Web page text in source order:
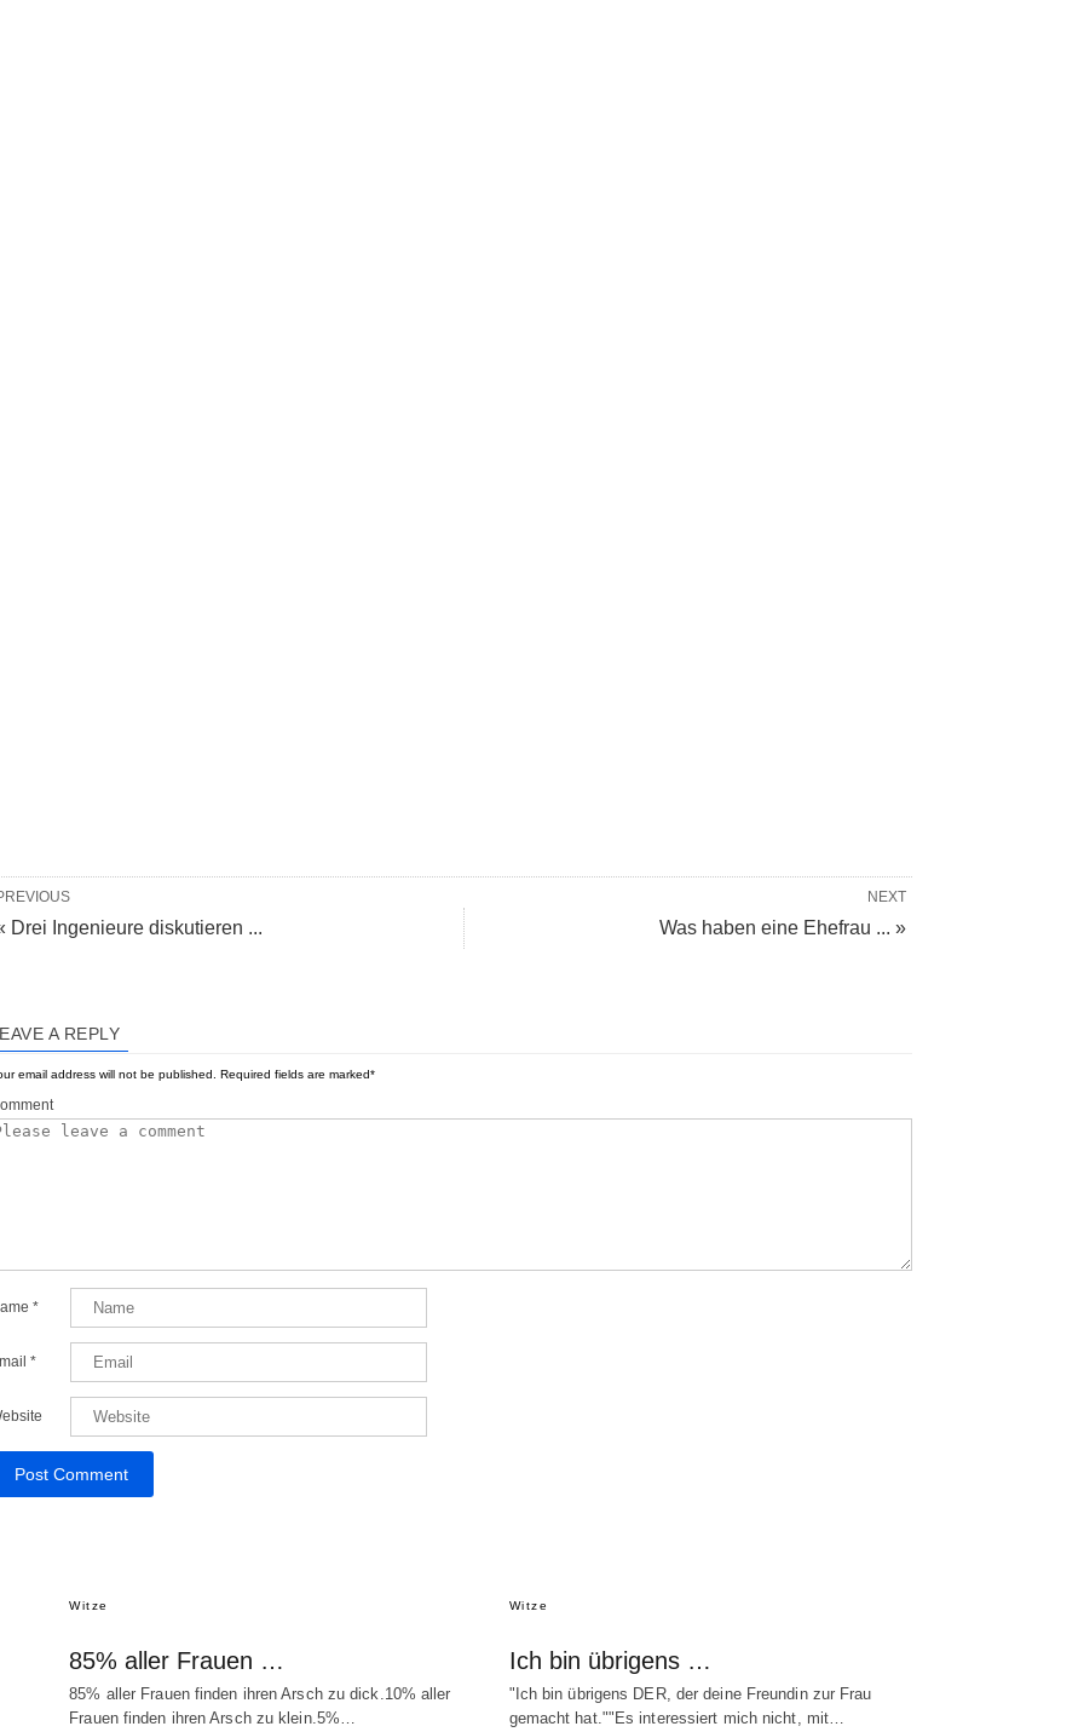
NEXT
Was haben eine Ehefrau ... »
Drei Ingenieure diskutieren ...
A REPLY
email address will not be published. Required fields are marked*
*
*
Witze
85% aller Frauen …
85% aller Frauen finden ihren Arsch zu dick.10% aller
Frauen finden ihren Arsch zu klein.5%…
Witze
Ich bin übrigens …
"Ich bin übrigens DER, der deine Freundin zur Frau
gemacht hat.""Es interessiert mich nicht, mit…